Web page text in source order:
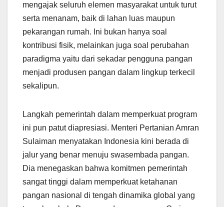
mengajak seluruh elemen masyarakat untuk turut
serta menanam, baik di lahan luas maupun
pekarangan rumah. Ini bukan hanya soal
kontribusi fisik, melainkan juga soal perubahan
paradigma yaitu dari sekadar pengguna pangan
menjadi produsen pangan dalam lingkup terkecil
sekalipun.
Langkah pemerintah dalam memperkuat program
ini pun patut diapresiasi. Menteri Pertanian Amran
Sulaiman menyatakan Indonesia kini berada di
jalur yang benar menuju swasembada pangan.
Dia menegaskan bahwa komitmen pemerintah
sangat tinggi dalam memperkuat ketahanan
pangan nasional di tengah dinamika global yang